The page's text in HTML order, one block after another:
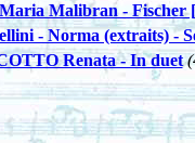
Malibran - Fischer
- Norma (extraits) -
Renata - In duet